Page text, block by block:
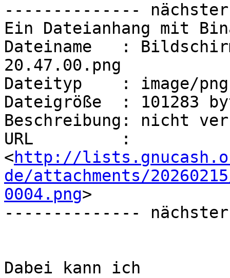
--------------
Ein Dateianhang mit
Dateiname   :
20.47.00.png
Dateityp    : image/png
Dateigröße  : 101283
Beschreibung: nicht
URL         :
<http://
de/attachments/
0004.png>
--------------
Dabei kann ich